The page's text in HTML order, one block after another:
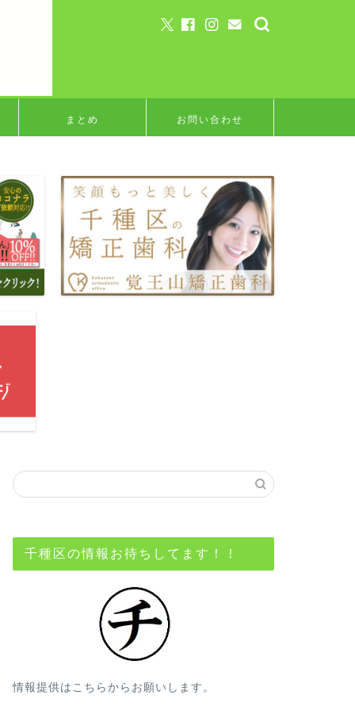
まとめ お問い合わせ
千種区の情報お待ちしてます！！
情報提供はこちらからお願いします。